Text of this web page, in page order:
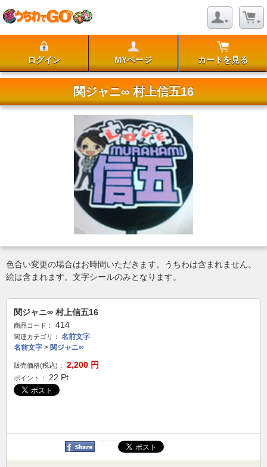
ログイン MYページ カートを見る
関ジャニ∞ 村上信五16
色合い変更の場合はお時間いただきます。うちわは含まれません。
絵は含まれます。文字シールのみとなります。
関ジャニ∞ 村上信五16
商品コード： 414
関連カテゴリ：
名前文字
名前文字 > 関ジャニ∞
販売価格(税込)： 2,200 円
ポイント： 22 Pt